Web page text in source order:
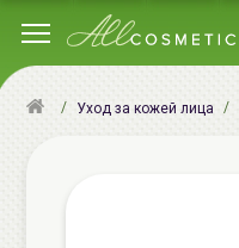
Уход за кожей лица